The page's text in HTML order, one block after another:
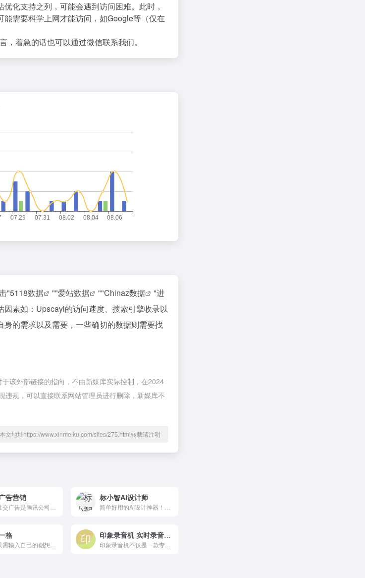
化支持之列，可能会遇到访问困难。此时，
需要科学上网才能访问，如Google等（仅在
，着急的话也可以通过微信联系我们。
"5118数据 ""爱站数据 ""Chinaz数据
"进
素如：Upscayl的访问速度、搜索引擎收录以
的需求以及需要，一些确切的数据则需要找
该外部链接的指向，不由新媒库实际控制，在2024
规，可以直接联系网站管理员进行删除，新媒库不
本文地址https://www.xinmeiku.com/sites/275.html转载请注明
告营销 标小智AI设计师
格 印象录音机 实时录音转写高准确率